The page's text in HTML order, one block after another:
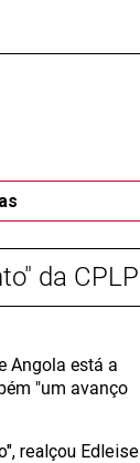
da CPLP
Angola está a
"um avanço
realçou Edleise